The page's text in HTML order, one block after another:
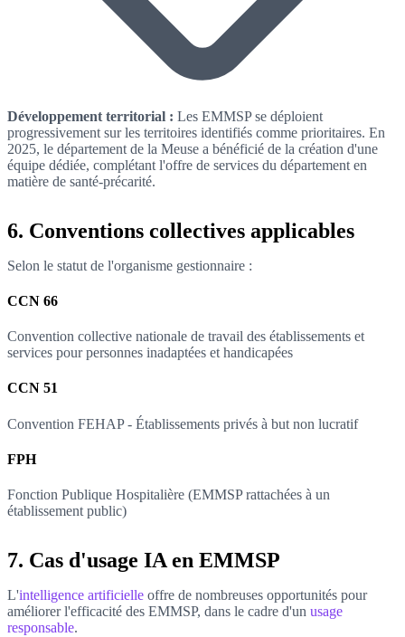
Développement territorial : Les EMMSP se déploient
progressivement sur les territoires identifiés comme prioritaires. En
2025, le département de la Meuse a bénéficié de la création d'une
équipe dédiée, complétant l'offre de services du département en
matière de santé-précarité.
6. Conventions collectives applicables
Selon le statut de l'organisme gestionnaire :
CCN 66
Convention collective nationale de travail des établissements et
services pour personnes inadaptées et handicapées
CCN 51
Convention FEHAP - Établissements privés à but non lucratif
FPH
Fonction Publique Hospitalière (EMMSP rattachées à un
établissement public)
7. Cas d'usage IA en EMMSP
L'intelligence artificielle offre de nombreuses opportunités pour
améliorer l'efficacité des EMMSP, dans le cadre d'un usage
responsable.